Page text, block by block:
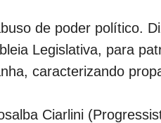
de poder político.
Legislativa, para
caracterizando
Ciarlini